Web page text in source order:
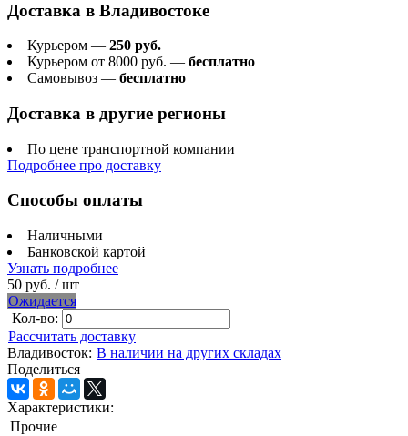
Доставка в Владивостоке
Курьером — 250 руб.
Курьером от 8000 руб. — бесплатно
Самовывоз — бесплатно
Доставка в другие регионы
По цене транспортной компании
Подробнее про доставку
Способы оплаты
Наличными
Банковской картой
Узнать подробнее
50 руб. / шт
Ожидается
Кол-во:
Рассчитать доставку
Владивосток: В наличии на других складах
Поделиться
Характеристики:
Прочие